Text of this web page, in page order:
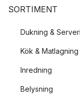
SORTIMENT
Dukning &
Kök & Matlagning
Inredning
Belysning